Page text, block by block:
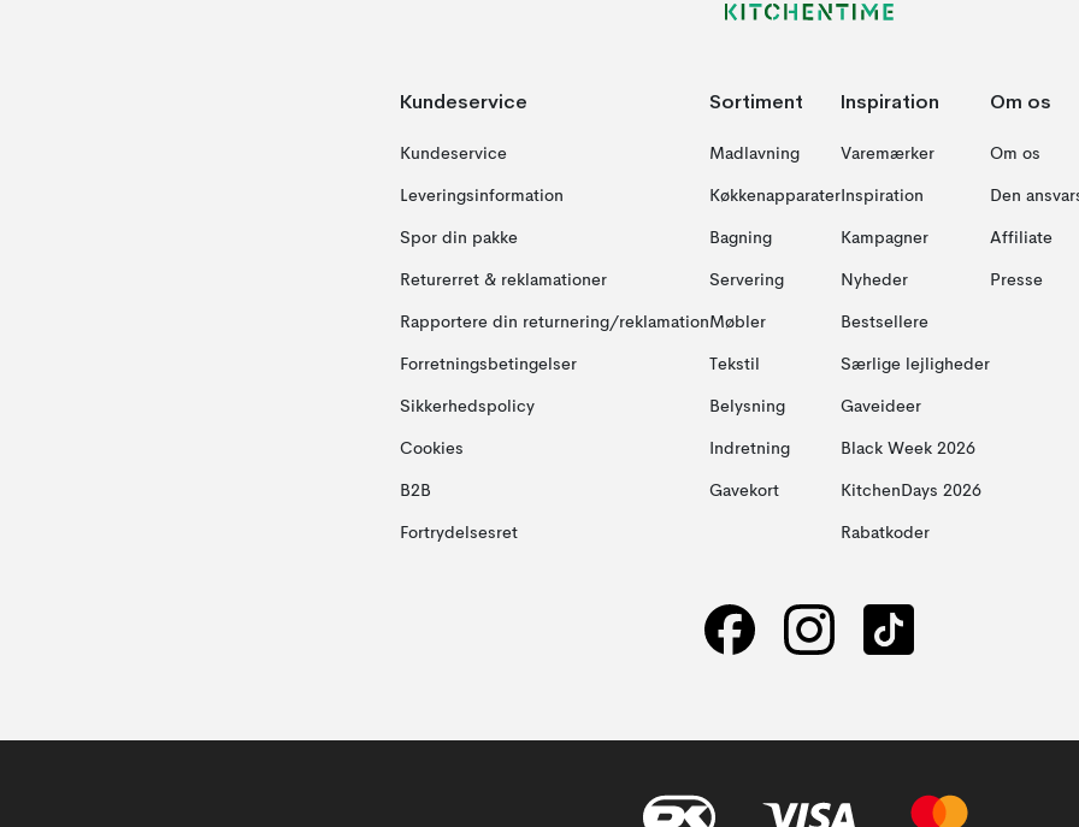
Kundeservice
Kundeservice
Leveringsinformation
Spor din pakke
Returerret & reklamationer
Rapportere din returnering/reklamation
Forretningsbetingelser
Sikkerhedspolicy
Cookies
B2B
Fortrydelsesret
Sortiment
Madlavning
Køkkenapparater
Bagning
Servering
Møbler
Tekstil
Belysning
Indretning
Gavekort
Inspiration
Varemærker
Inspiration
Kampagner
Nyheder
Bestsellere
Særlige lejligheder
Gaveideer
Black Week 2026
KitchenDays 2026
Rabatkoder
Om os
Om os
Den
Affiliate
Presse